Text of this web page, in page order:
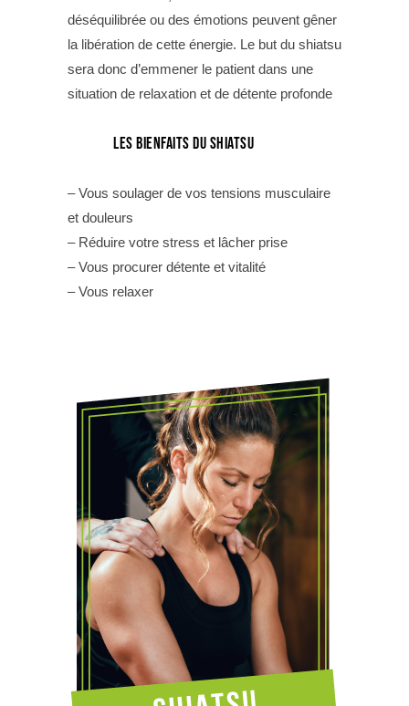
déséquilibrée ou des émotions peuvent gêner
la libération de cette énergie. Le but du shiatsu
sera donc d’emmener le patient dans une
situation de relaxation et de détente profonde
Les bienfaits du Shiatsu
– Vous soulager de vos tensions musculaire
et douleurs
– Réduire votre stress et lâcher prise
– Vous procurer détente et vitalité
– Vous relaxer